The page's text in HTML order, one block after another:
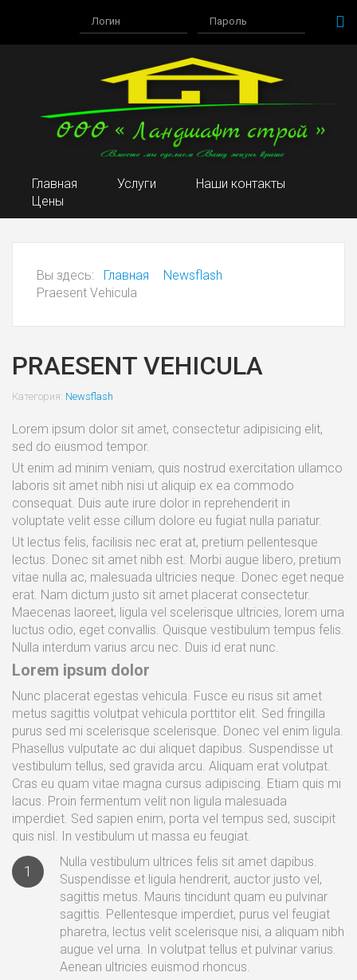
Главная Услуги
Наши контакты
Цены
Вы здесь: Главная
Newsflash
Praesent Vehicula
PRAESENT VEHICULA
Категория: Newsflash
Lorem ipsum dolor sit amet, consectetur adipisicing elit,
sed do eiusmod tempor.
Ut enim ad minim veniam, quis nostrud exercitation ullamco
laboris sit amet nibh nisi ut aliquip ex ea commodo
consequat. Duis aute irure dolor in reprehenderit in
voluptate velit esse cillum dolore eu fugiat nulla pariatur.
Ut lectus felis, facilisis nec erat at, pretium pellentesque
lectus. Donec sit amet nibh est. Morbi augue libero, pretium
vitae nulla ac, malesuada ultricies neque. Donec eget neque
erat. Nam dictum justo sit amet placerat consectetur.
Maecenas laoreet, ligula vel scelerisque ultricies, lorem urna
luctus odio, eget convallis. Quisque vestibulum tempus felis.
Nulla interdum varius arcu nec. Duis id erat nunc.
Lorem ipsum dolor
Nunc placerat egestas vehicula. Fusce eu risus sit amet
metus sagittis volutpat vehicula porttitor elit. Sed fringilla
purus sed mi scelerisque scelerisque. Donec vel enim ligula.
Phasellus vulputate ac dui aliquet dapibus. Suspendisse ut
vestibulum tellus, sed gravida arcu. Aliquam erat volutpat.
Cras eu quam vitae magna cursus adipiscing. Etiam quis mi
lacus. Proin fermentum velit non ligula malesuada
imperdiet. Sed sapien enim, porta vel tempus sed, suscipit
quis nisl. In vestibulum ut massa eu feugiat.
1
Nulla vestibulum ultrices felis sit amet dapibus.
Suspendisse et ligula hendrerit, auctor justo vel,
sagittis metus. Mauris tincidunt quam eu pulvinar
sagittis. Pellentesque imperdiet, purus vel feugiat
pharetra, lectus velit scelerisque nisi, a aliquam nibh
augue vel urna. In volutpat tellus et pulvinar varius.
Aenean ultricies euismod rhoncus.